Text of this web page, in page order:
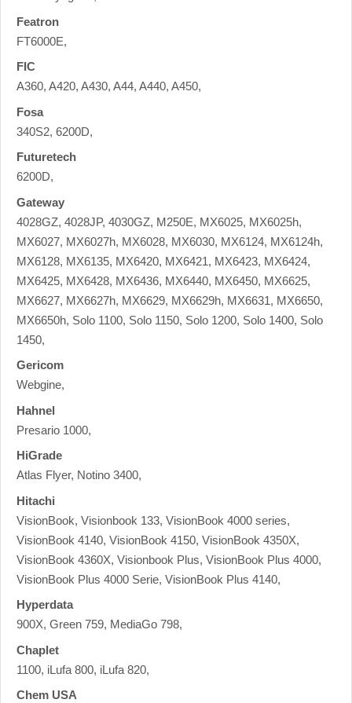
Featron
FT6000E,
FIC
A360, A420, A430, A44, A440, A450,
Fosa
340S2, 6200D,
Futuretech
6200D,
Gateway
4028GZ, 4028JP, 4030GZ, M250E, MX6025, MX6025h,
MX6027, MX6027h, MX6028, MX6030, MX6124, MX6124h,
MX6128, MX6135, MX6420, MX6421, MX6423, MX6424,
MX6425, MX6428, MX6436, MX6440, MX6450, MX6625,
MX6627, MX6627h, MX6629, MX6629h, MX6631, MX6650,
MX6650h, Solo 1100, Solo 1150, Solo 1200, Solo 1400, Solo
1450,
Gericom
Webgine,
Hahnel
Presario 1000,
HiGrade
Atlas Flyer, Notino 3400,
Hitachi
VisionBook, Visionbook 133, VisionBook 4000 series,
VisionBook 4140, VisionBook 4150, VisionBook 4350X,
VisionBook 4360X, Visionbook Plus, VisionBook Plus 4000,
VisionBook Plus 4000 Serie, VisionBook Plus 4140,
Hyperdata
900X, Green 759, MediaGo 798,
Chaplet
1100, iLufa 800, iLufa 820,
Chem USA